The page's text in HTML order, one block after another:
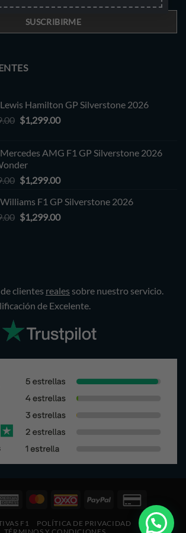
Hamilton GP Silverstone 2026
Original
$1,499.00.
$1,299.00Current
$1,299.00.
AMG F1 GP Silverstone 2026
Original
was:
$1,499.00.
$1,299.00Current
is:
$1,299.00.
F1 GP Silverstone 2026
Original
$1,299.00Current
clientes reales sobre nuestro servicio.
de Excelente.
AmericanPagos
2
Oxxo PayPal
Card
2
F1 POLÍTICA DE PRIVACIDAD
COOKIES